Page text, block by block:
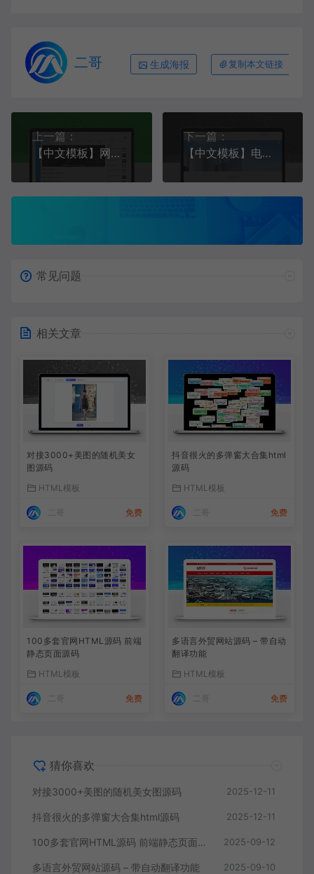
二哥 生成海报 复制本文链接
上一篇：
【中文模板】网络营销行业 蓝白款 响应式模板
下一篇：
【中文模板】电子电器行业网站 蓝白款 响应式模板
常见问题
相关文章
对接3000+美图的随机美女
图源码
HTML模板
免费
抖音很火的多弹窗大合集html
源码
HTML模板
免费
100多套官网HTML源码 前端
静态页面源码
HTML模板
免费
多语言外贸网站源码 – 带自动
翻译功能
HTML模板
免费
猜你喜欢
对接3000+美图的随机美女图源码 2025-12-11
抖音很火的多弹窗大合集html源码 2025-12-11
100多套官网HTML源码 前端静态页面源码 2025-09-12
多语言外贸网站源码 – 带自动翻译功能 2025-09-10